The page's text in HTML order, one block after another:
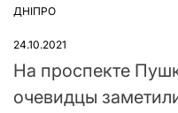
ОПУБЛІКУВАТИ
ДНІПРО
24.10.2021
На проспекте
очевидцы